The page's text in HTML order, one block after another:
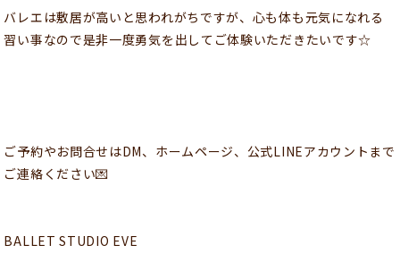
バレエは敷居が高いと思われがちですが、心も体も元気になれる
習い事なので是非一度勇気を出してご体験いただきたいです☆
ご予約やお問合せはDM、ホームページ、公式LINEアカウントまで
ご連絡ください💌
BALLET STUDIO EVE